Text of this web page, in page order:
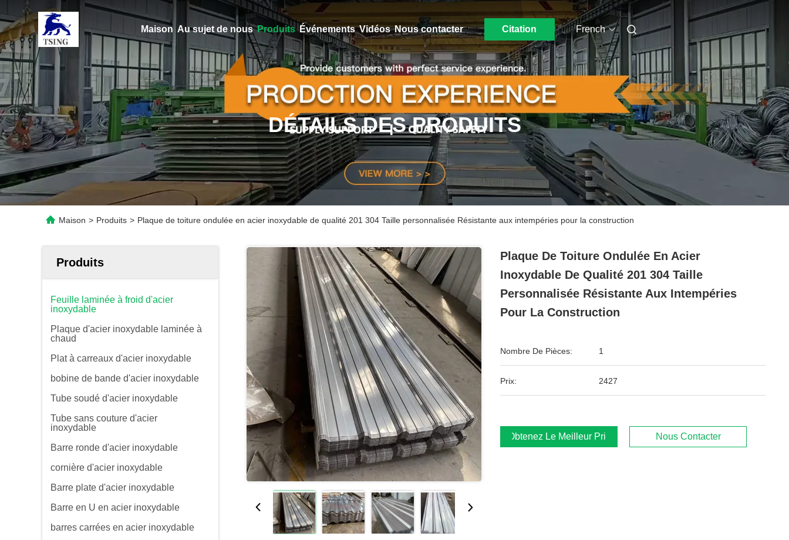
Maison Au sujet de nous Produits Événements Vidéos Nous contacter Citation French
DÉTAILS DES PRODUITS
Maison > Produits > Plaque de toiture ondulée en acier inoxydable de qualité 201 304 Taille personnalisée Résistante aux intempéries pour la construction
Produits
Feuille laminée à froid d'acier
inoxydable
Plaque d'acier inoxydable laminée à
chaud
Plat à carreaux d'acier inoxydable
bobine de bande d'acier inoxydable
Tube soudé d'acier inoxydable
Tube sans couture d'acier
inoxydable
Barre ronde d'acier inoxydable
cornière d'acier inoxydable
Barre plate d'acier inoxydable
Barre en U en acier inoxydable
barres carrées en acier inoxydable
Plaque De Toiture Ondulée En Acier
Inoxydable De Qualité 201 304 Taille
Personnalisée Résistante Aux Intempéries
Pour La Construction
Nombre De Pièces: 1
Prix: 2427
Obtenez Le Meilleur Prix Nous Contacter